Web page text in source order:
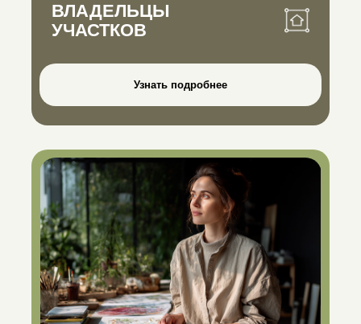
Узнать подробнее
ВЛАДЕЛЬЦЫ
УЧАСТКОВ